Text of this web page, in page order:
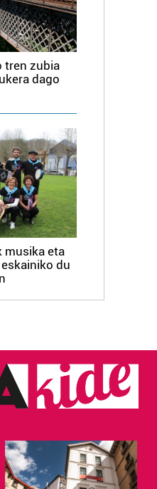
tren zubia
dago
musika eta
du